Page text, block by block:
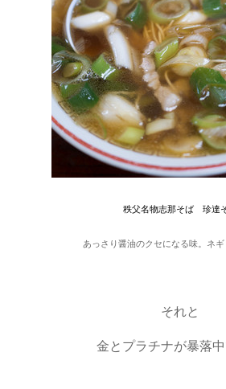
秩父名物志那そば 珍達
あっさり醤油のクセになる味。ネギ
それと
金とプラチナが暴落中